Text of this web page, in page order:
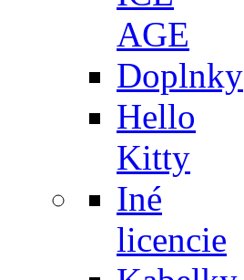
AGE
Doplnky
Hello
Kitty
Iné
licencie